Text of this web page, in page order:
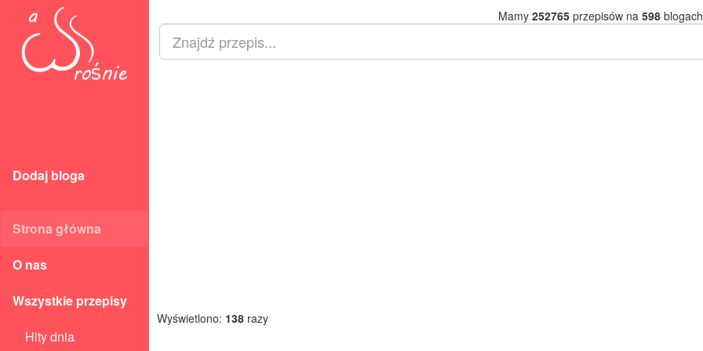
Dodaj bloga
Strona główna
O nas
Wszystkie przepisy
Hity dnia
Mamy 252765przepisów na 598
Wyświetlono: 138 razy